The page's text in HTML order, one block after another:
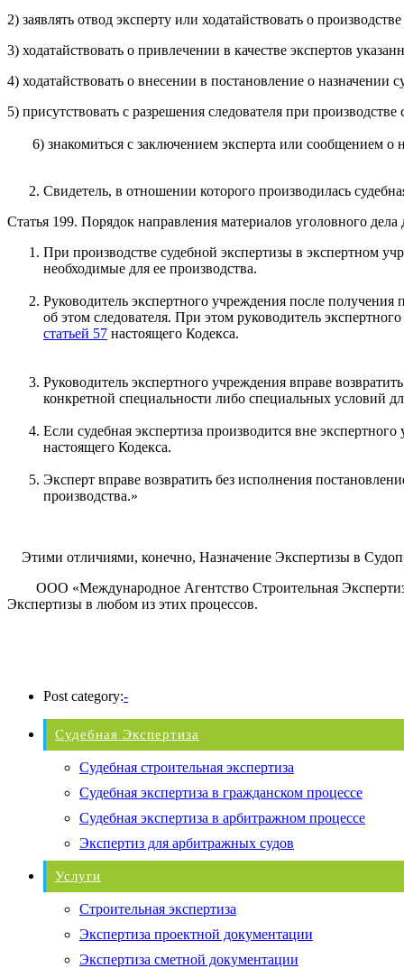
2) заявлять отвод эксперту или ходатайствовать о
3) ходатайствовать о привлечении в качестве экспертов
4) ходатайствовать о внесении в постановление о
5) присутствовать с разрешения следователя при
6) знакомиться с заключением эксперта или сообщением о
Свидетель, в отношении которого производилась
Статья 199. Порядок направления материалов уголовного дела
При производстве судебной экспертизы в экспертном
необходимые для ее производства.
Руководитель экспертного учреждения после
об этом следователя. При этом руководитель
статьей 57 настоящего Кодекса.
Руководитель экспертного учреждения вправе
конкретной специальности либо специальных условий
Если судебная экспертиза производится вне
настоящего Кодекса.
Эксперт вправе возвратить без исполнения
производства.»
Этими отличиями, конечно, Назначение Экспертизы в
ООО «Международное Агентство Строительная Экспертиза
Экспертизы в любом из этих процессов.
Post category:-
Судебная Экспертиза
Судебная строительная экспертиза
Судебная экспертиза в гражданском процессе
Судебная экспертиза в арбитражном процессе
Экспертиз для арбитражных судов
Услуги
Строительная экспертиза
Экспертиза проектной документации
Экспертиза сметной документации